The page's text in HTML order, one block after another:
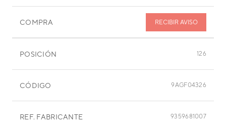
COMPRA RECIBIR AVISO
POSICIÓN 126
CÓDIGO 9AGF04326
REF. FABRICANTE 9359681007